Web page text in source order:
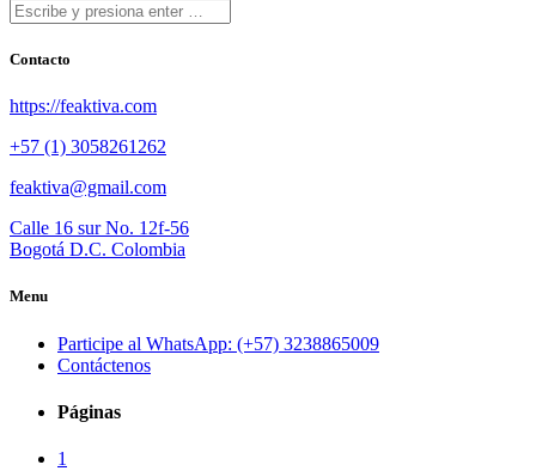
Contacto
https://feaktiva.com
+57 (1) 3058261262
feaktiva@gmail.com
Calle 16 sur No. 12f-56
Bogotá D.C. Colombia
Menu
Participe al WhatsApp: (+57) 3238865009
Contáctenos
Páginas
1